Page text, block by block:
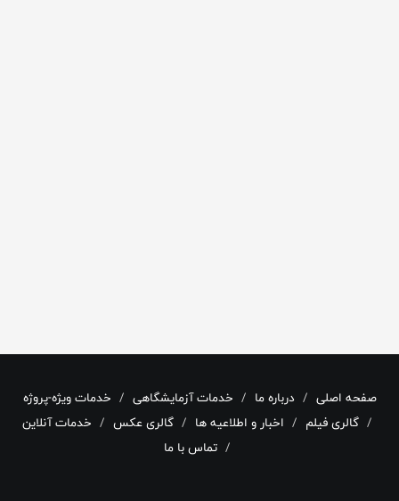
صفحه اصلی درباره ما خدمات آزمایشگاهی
خدمات ویژه-پروژه
گالری فیلم
اخبار و اطلاعیه ها گالری عکس
خدمات آنلاین
تماس با ما